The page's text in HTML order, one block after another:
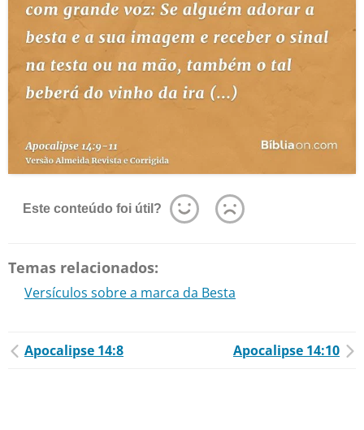
Este conteúdo foi útil?
Temas relacionados:
Versículos sobre a marca da Besta
Apocalipse 14:8 Apocalipse 14:10